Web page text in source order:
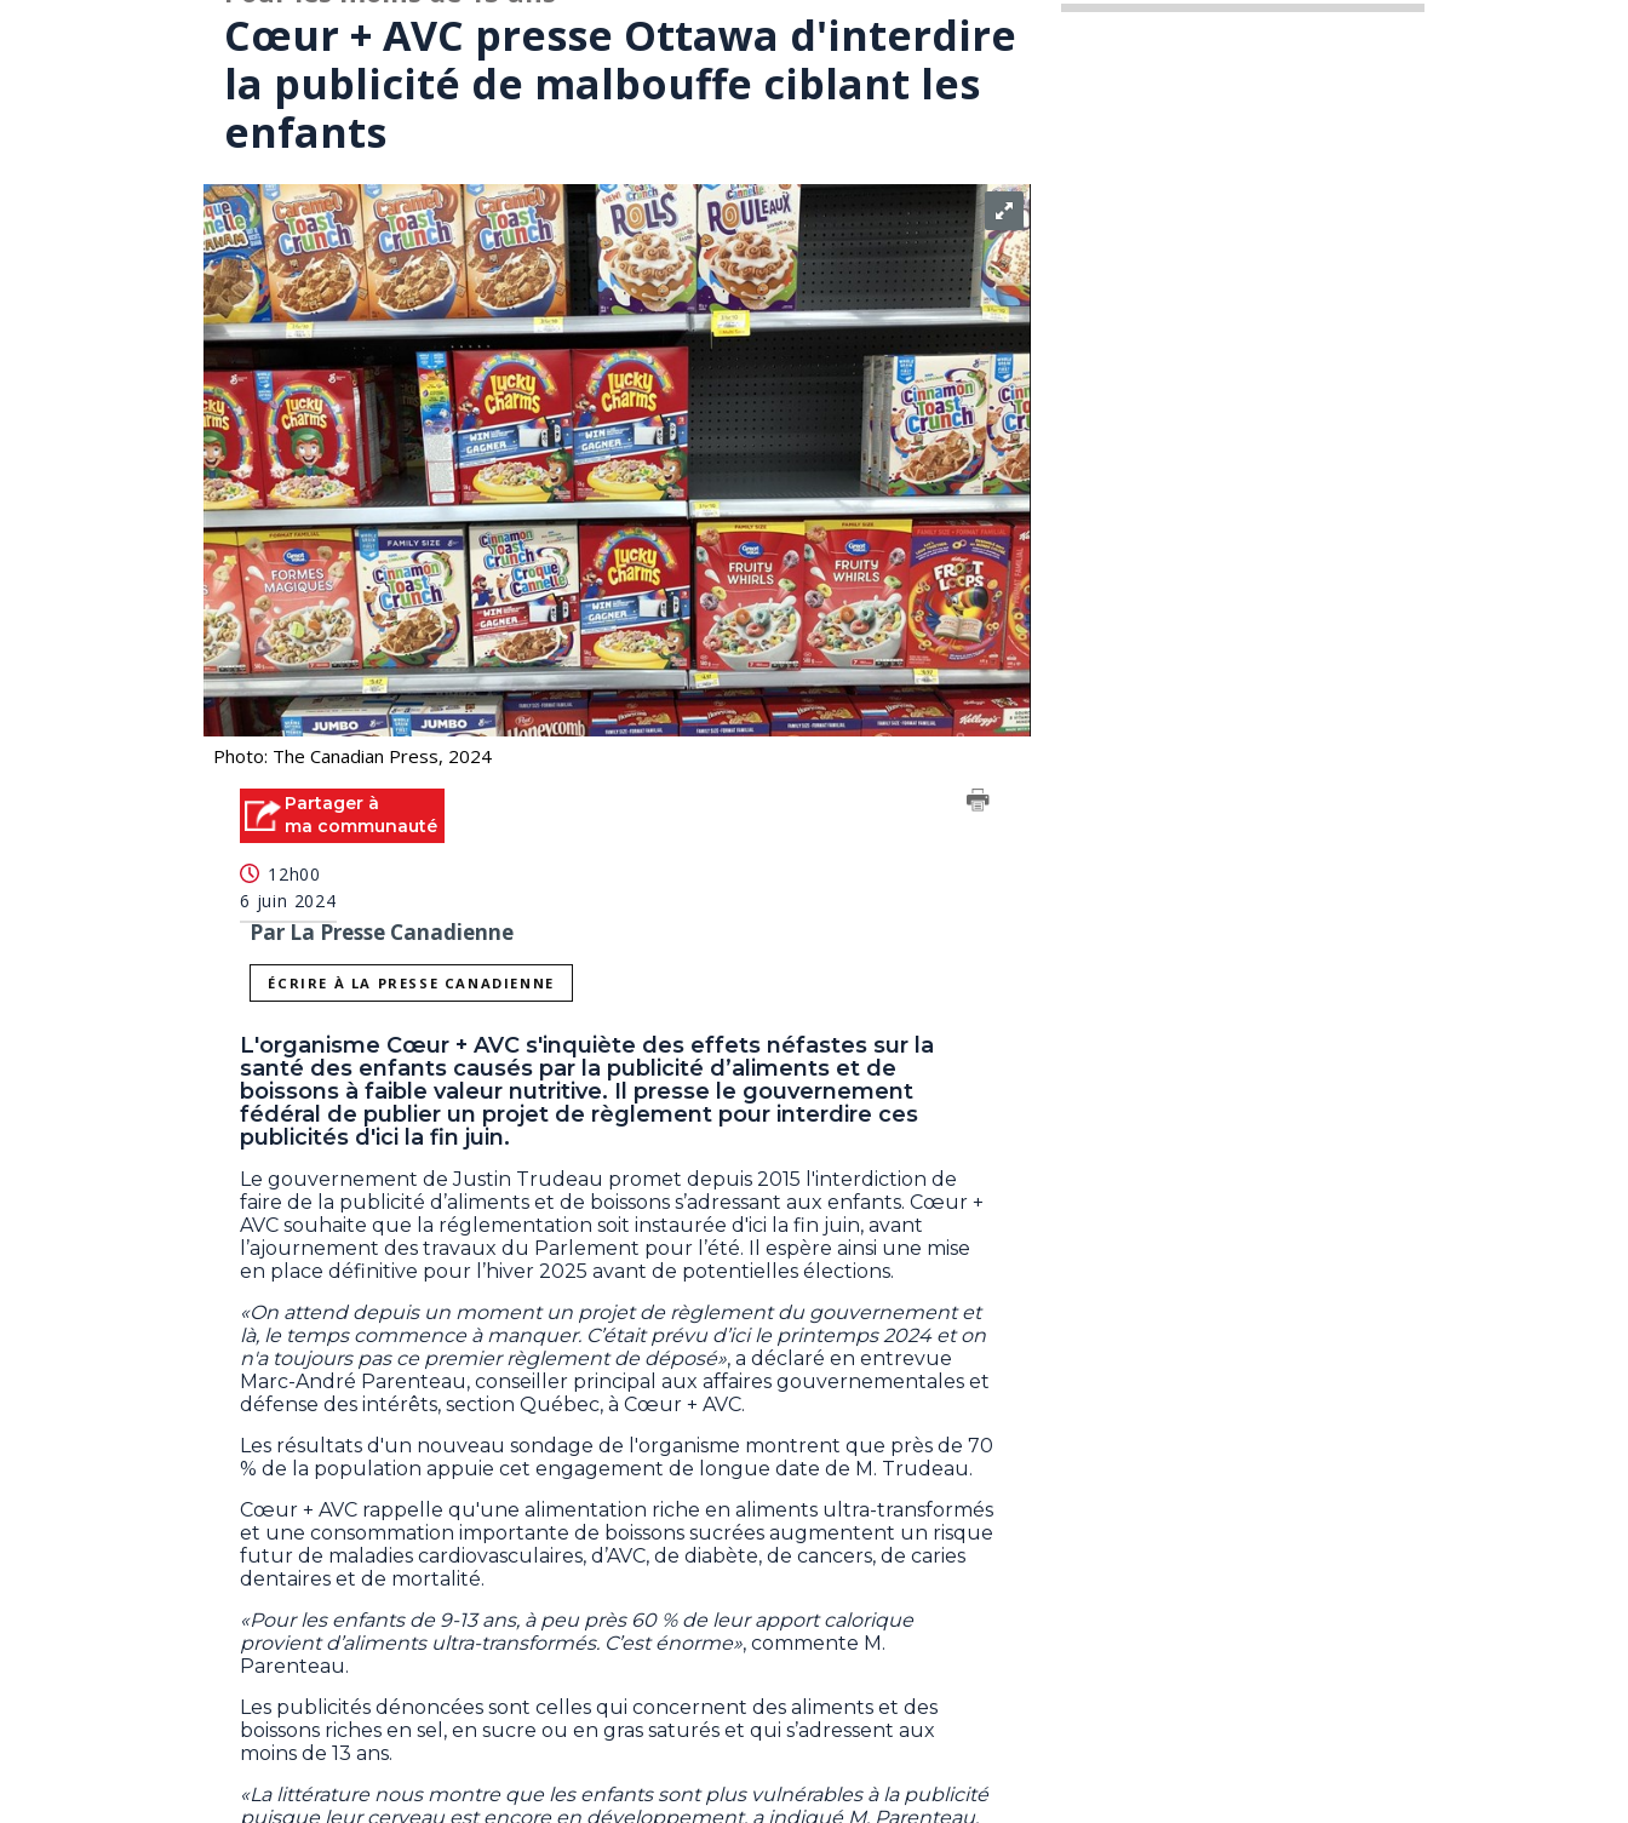
Cœur + AVC presse Ottawa d'interdire
la publicité de malbouffe ciblant les
enfants
Photo: The Canadian Press, 2024
Partager à
ma communauté
12h00
6 juin 2024
Par La Presse Canadienne
ÉCRIRE À LA PRESSE CANADIENNE
L'organisme Cœur + AVC s'inquiète des effets néfastes sur la
santé des enfants causés par la publicité d’aliments et de
boissons à faible valeur nutritive. Il presse le gouvernement
fédéral de publier un projet de règlement pour interdire ces
publicités d'ici la fin juin.
Le gouvernement de Justin Trudeau promet depuis 2015 l'interdiction de
faire de la publicité d’aliments et de boissons s’adressant aux enfants. Cœur +
AVC souhaite que la réglementation soit instaurée d'ici la fin juin, avant
l’ajournement des travaux du Parlement pour l’été. Il espère ainsi une mise
en place définitive pour l’hiver 2025 avant de potentielles élections.
«On attend depuis un moment un projet de règlement du gouvernement et
là, le temps commence à manquer. C’était prévu d’ici le printemps 2024 et on
n'a toujours pas ce premier règlement de déposé», a déclaré en entrevue
Marc-André Parenteau, conseiller principal aux affaires gouvernementales et
défense des intérêts, section Québec, à Cœur + AVC.
Les résultats d'un nouveau sondage de l'organisme montrent que près de 70
% de la population appuie cet engagement de longue date de M. Trudeau.
Cœur + AVC rappelle qu'une alimentation riche en aliments ultra-transformés
et une consommation importante de boissons sucrées augmentent un risque
futur de maladies cardiovasculaires, d’AVC, de diabète, de cancers, de caries
dentaires et de mortalité.
«Pour les enfants de 9-13 ans, à peu près 60 % de leur apport calorique
provient d’aliments ultra-transformés. C’est énorme», commente M.
Parenteau.
Les publicités dénoncées sont celles qui concernent des aliments et des
boissons riches en sel, en sucre ou en gras saturés et qui s’adressent aux
moins de 13 ans.
«La littérature nous montre que les enfants sont plus vulnérables à la publicité
puisque leur cerveau est encore en développement, a indiqué M. Parenteau.